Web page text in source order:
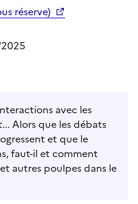
réserve)
avec les
Alors que les débats
et que le
faut-il et comment
autres poulpes dans le